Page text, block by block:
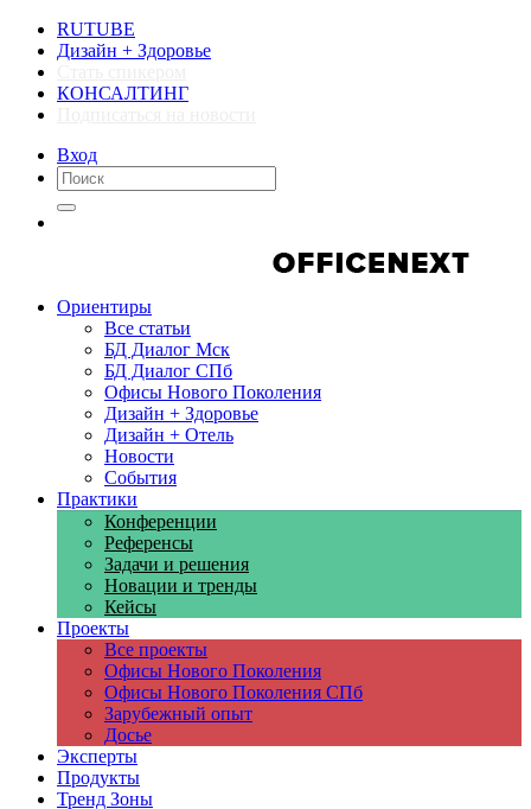
RUTUBE
Дизайн + Здоровье
КОНСАЛТИНГ
Вход
Ориентиры
Все статьи
БД Диалог Мск
БД Диалог СПб
Офисы Нового Поколения
Дизайн + Здоровье
Дизайн + Отель
Новости
События
Практики
Конференции
Референсы
Задачи и решения
Новации и тренды
Кейсы
Проекты
Все проекты
Офисы Нового Поколения
Офисы Нового Поколения СПб
Зарубежный опыт
Досье
Эксперты
Продукты
Тренд Зоны